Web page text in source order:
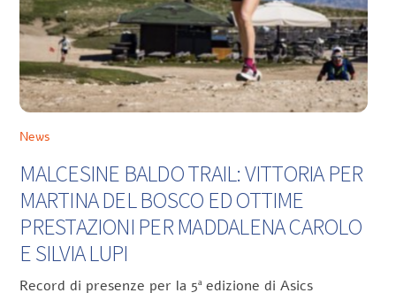
News
MALCESINE BALDO TRAIL: VITTORIA PER
MARTINA DEL BOSCO ED OTTIME
PRESTAZIONI PER MADDALENA CAROLO
E SILVIA LUPI
Record di presenze per la 5ª edizione di Asics